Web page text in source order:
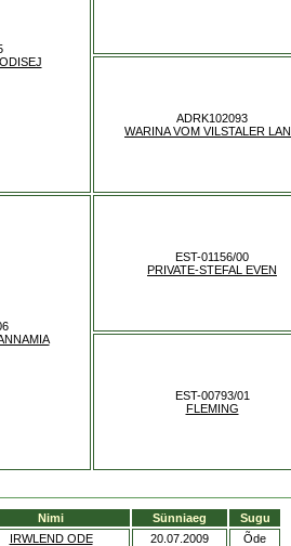
ADRK102093
WARINA VOM VILSTALER
EST-01156/00
PRIVATE-STEFAL EVEN
EST-00793/01
FLEMING
Nimi Sünniaeg
Sugu
IRWLEND ODE 20.07.2009
Õde